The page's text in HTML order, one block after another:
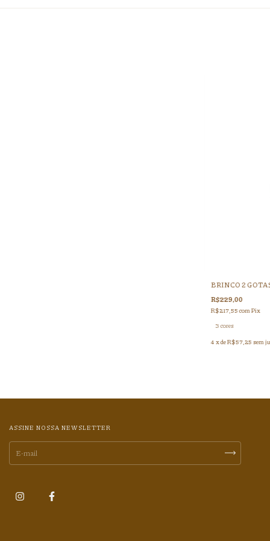
BRINCO 2
R$229,00
R$217,55com Pix
3 cores
4 x deR$57,25 sem
ASSINE NOSSA NEWSLETTER